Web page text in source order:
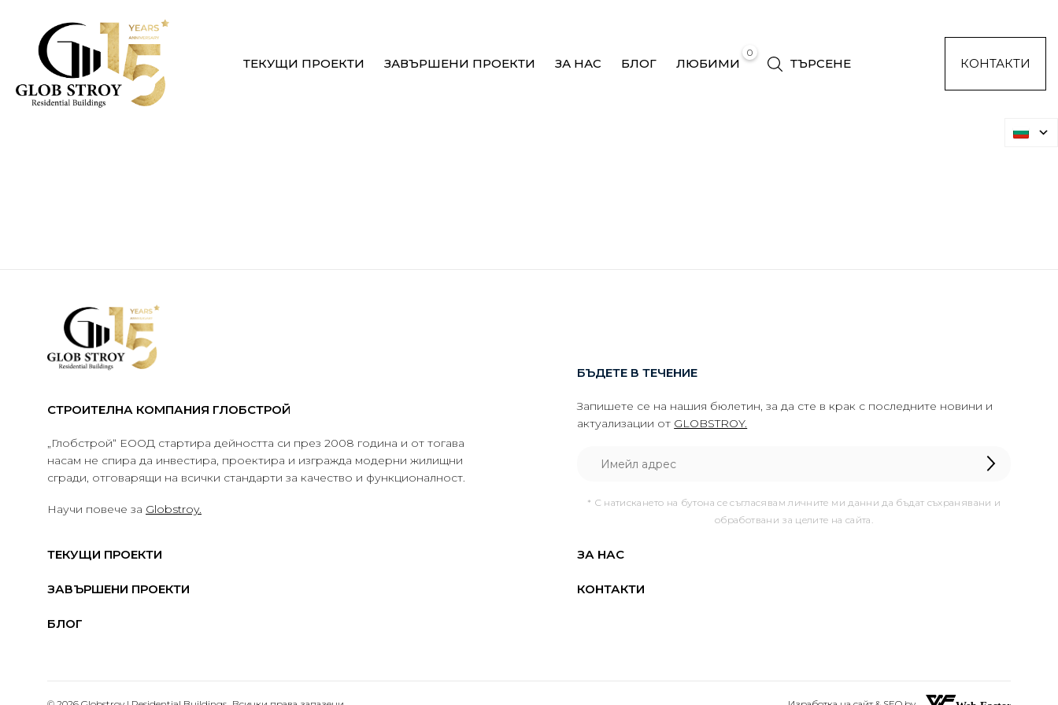
ТЕКУЩИ ПРОЕКТИ ЗАВЪРШЕНИ ПРОЕКТИ ЗА НАС БЛОГ
0
ЛЮБИМИ ТЪРСЕНЕ КОНТАКТИ
СТРОИТЕЛНА КОМПАНИЯ ГЛОБСТРОЙ
„Глобстрой“ ЕООД стартира дейността си през 2008 година и от тогава
насам не спира да инвестира, проектира и изгражда модерни жилищни
сгради, отговарящи на всички стандарти за качество и функционалност.
Научи повече за Globstroy.
ТЕКУЩИ ПРОЕКТИ
ЗАВЪРШЕНИ ПРОЕКТИ
БЛОГ
ЗА НАС
КОНТАКТИ
БЪДЕТЕ В ТЕЧЕНИЕ
Запишете се на нашия бюлетин, за да сте в крак с последните новини и
актуализации от GLOBSTROY.
* С натискането на бутона се съгласявам личните ми данни да бъдат съхранявани и
обработвани за целите на сайта.